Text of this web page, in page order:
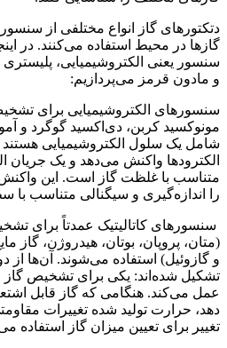
دتکتورهای گاز انواع مختلفی از
گازها در محیط استفاده می‌کنند. در
سنسور یعنی الکتروشیمیایی، پلیستری
و مادون قرمز می‌پردازیم:
سنسورهای الکتروشیمیایی برای
مونوکسید کربن، دی‌اکسید گوگرد و
شامل یک سلول الکتروشیمیایی هستند
الکترودها واکنش می‌دهد و یک جریان
متناسب با غلظت گاز است. این
را اندازه‌گیری و سیگنالی متناسب
سنسورهای کاتالیتیک عمدتاً برای
و گازوئیل) استفاده می‌شوند. آن‌ها از
تشکیل شده‌اند: یکی برای تشخیص گاز
عمل می‌کند. هنگامی که گاز قابل
دهد، حرارت تولید شده تغییرات
تغییر برای تعیین میزان گاز استفاده